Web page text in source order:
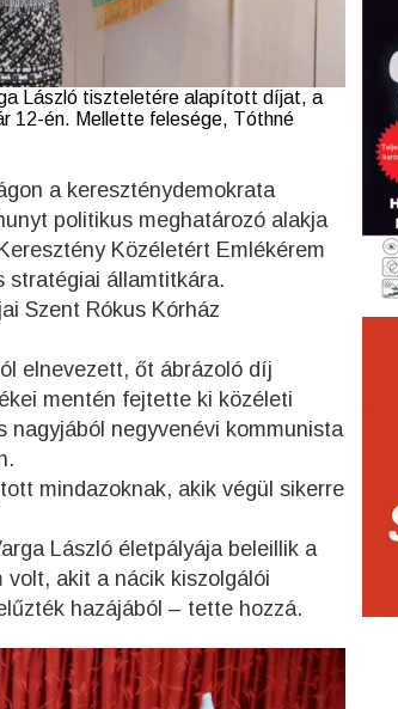
László tiszteletére alapított díjat, a
12-én. Mellette felesége, Tóthné
a kereszténydemokrata
politikus meghatározó alakja
Közéletért Emlékérem
stratégiai államtitkára.
Szent Rókus Kórház
elnevezett, őt ábrázoló díj
mentén fejtette ki közéleti
nagyjából negyvenévi kommunista
mindazoknak, akik végül sikerre
László életpályája beleillik a
volt, akit a nácik kiszolgálói
hazájából – tette hozzá.